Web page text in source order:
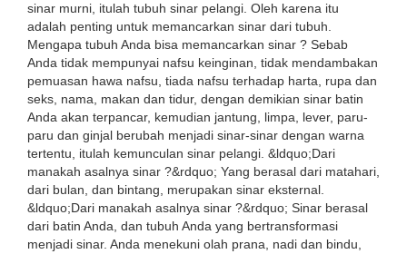
sinar murni, itulah tubuh sinar pelangi. Oleh karena itu
adalah penting untuk memancarkan sinar dari tubuh.
Mengapa tubuh Anda bisa memancarkan sinar ? Sebab
Anda tidak mempunyai nafsu keinginan, tidak mendambakan
pemuasan hawa nafsu, tiada nafsu terhadap harta, rupa dan
seks, nama, makan dan tidur, dengan demikian sinar batin
Anda akan terpancar, kemudian jantung, limpa, lever, paru-
paru dan ginjal berubah menjadi sinar-sinar dengan warna
tertentu, itulah kemunculan sinar pelangi. &ldquo;Dari
manakah asalnya sinar ?&rdquo; Yang berasal dari matahari,
dari bulan, dan bintang, merupakan sinar eksternal.
&ldquo;Dari manakah asalnya sinar ?&rdquo; Sinar berasal
dari batin Anda, dan tubuh Anda yang bertransformasi
menjadi sinar. Anda menekuni olah prana, nadi dan bindu,